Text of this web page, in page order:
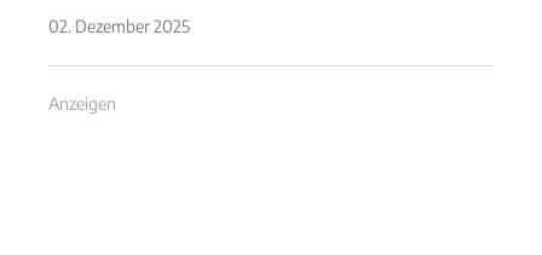
02. Dezember 2025
Anzeigen